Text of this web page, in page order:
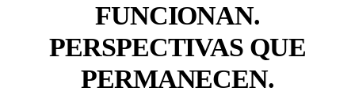
FUNCIONAN.
PERSPECTIVAS QUE
PERMANECEN.